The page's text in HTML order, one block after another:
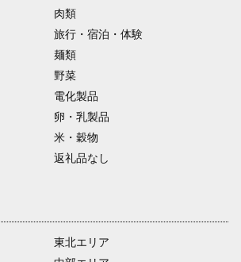
肉類
旅行・宿泊・体験
麺類
野菜
電化製品
卵・乳製品
米・穀物
返礼品なし
東北エリア